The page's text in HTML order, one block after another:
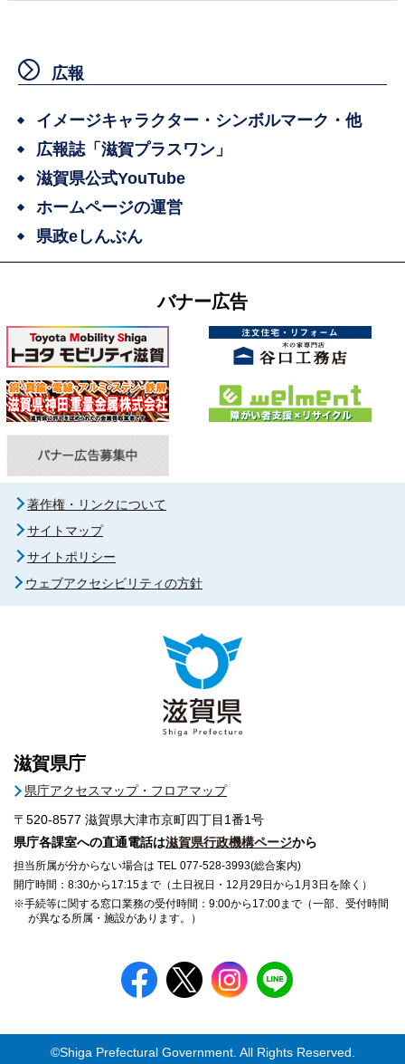
広報
イメージキャラクター・シンボルマーク・他
広報誌「滋賀プラスワン」
滋賀県公式YouTube
ホームページの運営
県政eしんぶん
バナー広告
著作権・リンクについて
サイトマップ
サイトポリシー
ウェブアクセシビリティの方針
滋賀県庁
県庁アクセスマップ・フロアマップ
〒520-8577 滋賀県大津市京町四丁目1番1号
県庁各課室への直通電話は滋賀県行政機構ページから
担当所属が分からない場合は TEL 077-528-3993(総合案内)
開庁時間：8:30から17:15まで（土日祝日・12月29日から1月3日を除く）
※手続等に関する窓口業務の受付時間：9:00から17:00まで（一部、受付時間
が異なる所属・施設があります。）
©Shiga Prefectural Government. All Rights Reserved.